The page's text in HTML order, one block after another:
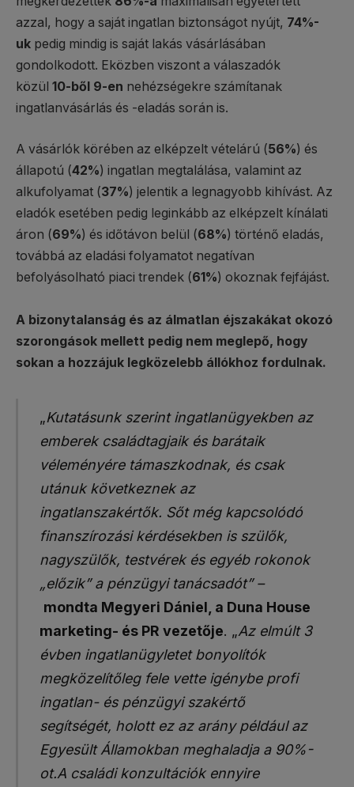
azzal, hogy a saját ingatlan biztonságot nyújt, 74%-
uk pedig mindig is saját lakás vásárlásában
gondolkodott. Eközben viszont a válaszadók
közül 10-ből 9-en nehézségekre számítanak
ingatlanvásárlás és -eladás során is.
A vásárlók körében az elképzelt vételárú (56%) és
állapotú (42%) ingatlan megtalálása, valamint az
alkufolyamat (37%) jelentik a legnagyobb kihívást. Az
eladók esetében pedig leginkább az elképzelt kínálati
áron (69%) és időtávon belül (68%) történő eladás,
továbbá az eladási folyamatot negatívan
befolyásolható piaci trendek (61%) okoznak fejfájást.
A bizonytalanság és az álmatlan éjszakákat okozó
szorongások mellett pedig nem meglepő, hogy
sokan a hozzájuk legközelebb állókhoz fordulnak.
„Kutatásunk szerint ingatlanügyekben az
emberek családtagjaik és barátaik
véleményére támaszkodnak, és csak
utánuk következnek az
ingatlanszakértők. Sőt még kapcsolódó
finanszírozási kérdésekben is szülők,
nagyszülők, testvérek és egyéb rokonok
„előzik” a pénzügyi tanácsadót” –
mondta Megyeri Dániel, a Duna House
marketing- és PR vezetője. „Az elmúlt 3
évben ingatlanügyletet bonyolítók
megközelítőleg fele vette igénybe profi
ingatlan- és pénzügyi szakértő
segítségét, holott ez az arány például az
Egyesült Államokban meghaladja a 90%-
ot.A családi konzultációk ennyire